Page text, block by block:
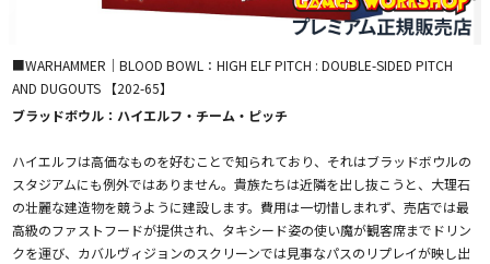
■WARHAMMER｜BLOOD BOWL：HIGH ELF PITCH : DOUBLE-SIDED PITCH
AND DUGOUTS 【202-65】
ブラッドボウル：ハイエルフ・チーム・ピッチ
ハイエルフは高価なものを好むことで知られており、それはブラッドボウルの
スタジアムにも例外ではありません。貴族たちは近隣を出し抜こうと、大理石
の壮麗な建造物を競うように建設します。費用は一切惜しまれず、売店では最
高級のファストフードが提供され、タキシード姿の使い魔が観客席までドリン
クを運び、カバルヴィジョンのスクリーンでは見事なパスのリプレイが映し出